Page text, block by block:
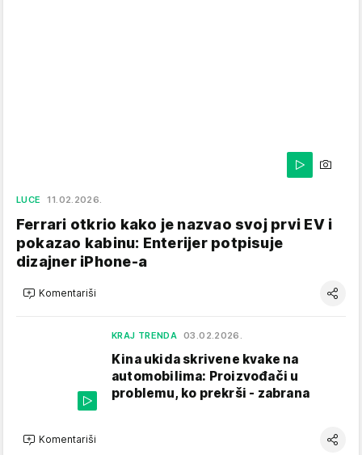
LUCE 11.02.2026.
Ferrari otkrio kako je nazvao svoj prvi EV i
pokazao kabinu: Enterijer potpisuje
dizajner iPhone-a
Komentariši
KRAJ TRENDA 03.02.2026.
Kina ukida skrivene kvake na
automobilima: Proizvođači u
problemu, ko prekrši - zabrana
Komentariši